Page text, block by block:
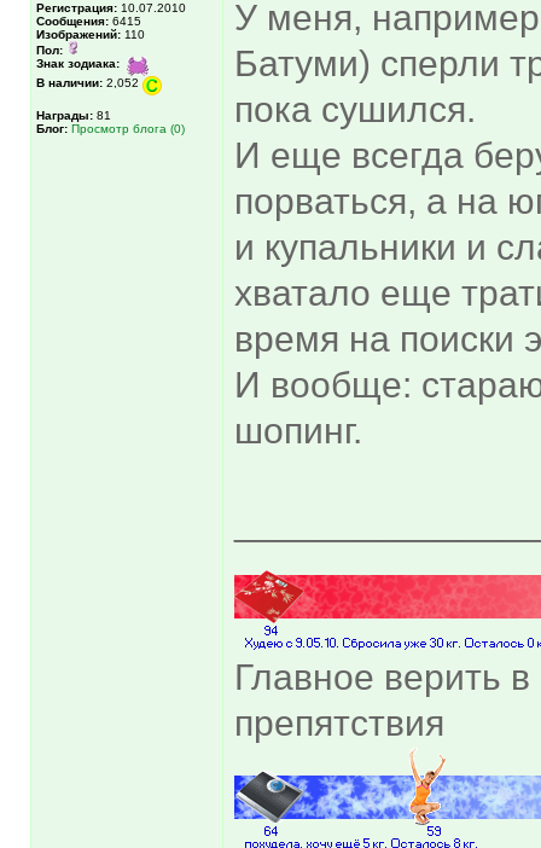
Регистрация: 10.07.2010
Сообщения: 6415
Изображений: 110
Пол:
Знак зодиака:
В наличии: 2,052
Награды: 81
Блог: Просмотр блога (0)
У меня,
Батуми) сперли
пока сушился.
И еще всегда
порваться, а на
и купальники и
хватало еще
время на поиски
И вообще:
шопинг.
Главное верить
препятствия